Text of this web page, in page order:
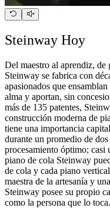
Steinway Hoy
Del maestro al aprendiz, de
Steinway se fabrica con
apasionados que
alma y aportan, sin
más de 135 patentes,
construcción moderna de
tiene una importancia
durante un promedio de
procesamiento óptimo; casi
piano de cola Steinway
de cola y cada piano
maestra de la artesanía y
Steinway posee su propio
como la persona que lo toca.